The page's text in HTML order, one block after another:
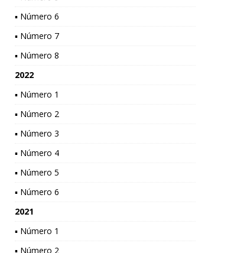
▪ Número 6
▪ Número 7
▪ Número 8
2022
▪ Número 1
▪ Número 2
▪ Número 3
▪ Número 4
▪ Número 5
▪ Número 6
2021
▪ Número 1
▪ Número 2